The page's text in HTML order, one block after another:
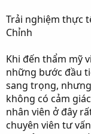
Trải nghiệm thực
Chỉnh
Khi đến thẩm mỹ
những bước đầu
sang trọng,
không có cảm
nhân viên ở đây
chuyên viên tư